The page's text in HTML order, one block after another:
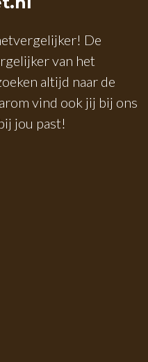
De
van het
altijd naar de
vind ook jij bij ons
jou past!